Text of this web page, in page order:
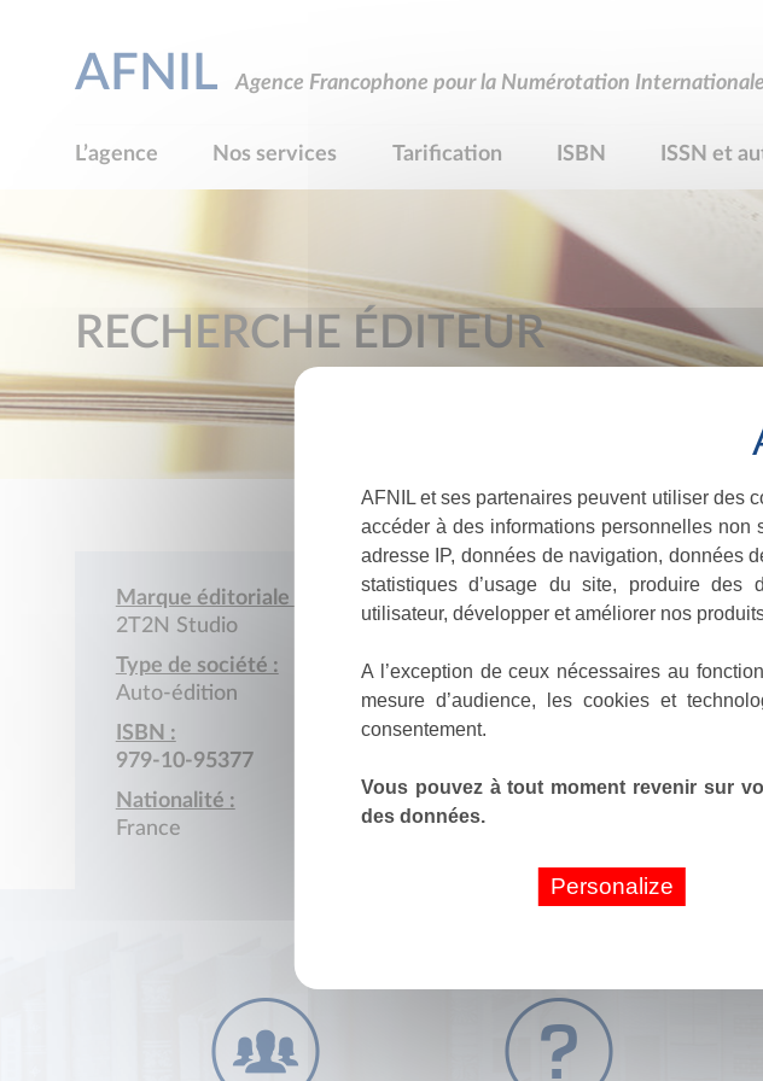
AFNIL Agence Francophone pour la Numérotation
L’agence Nos services Tarification ISBN ISSN et
RECHERCHE ÉDITEUR
Marque éditoriale :
2T2N Studio
Type de société :
Auto-édition
ISBN :
979-10-95377
Nationalité :
France
AFNIL et ses partenaires peuvent utiliser des
accéder à des informations personnelles non
adresse IP, données de navigation, données
statistiques d’usage du site, produire des
utilisateur, développer et améliorer nos
A l’exception de ceux nécessaires au
mesure d’audience, les cookies et
consentement.
Vous pouvez à tout moment revenir sur
des données.
Personalize